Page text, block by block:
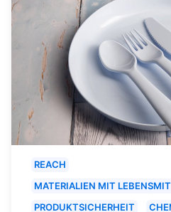
REACH
MATERIALIEN MIT
PRODUKTSICHERHEIT